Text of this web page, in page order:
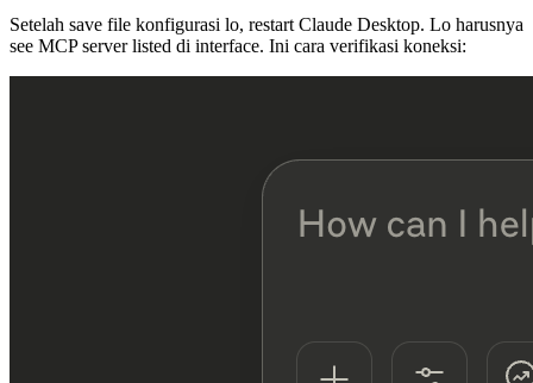
Setelah save file konfigurasi lo, restart Claude Desktop. Lo harusnya
see MCP server listed di interface. Ini cara verifikasi koneksi: